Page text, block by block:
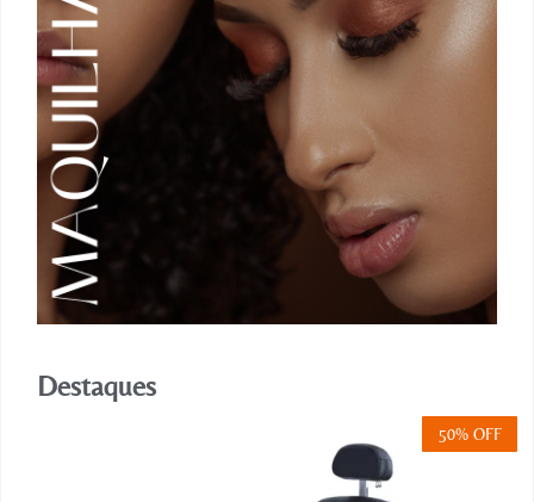
Destaques
50% OFF